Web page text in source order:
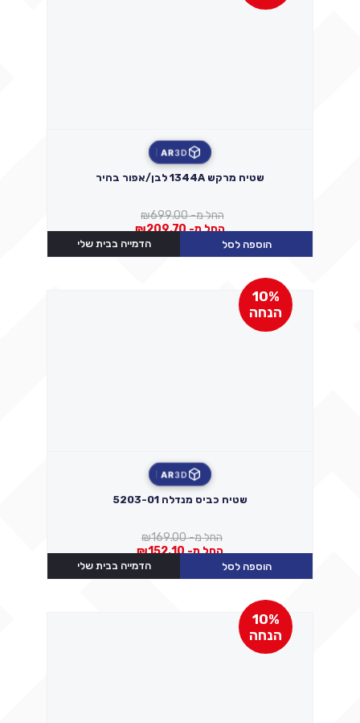
3D
AR
שטיח מרקש 1344A לבן/אפור בהיר
החל מ- ₪699.00
החל מ-
₪209.70
הוספה לסל הדמייה בבית שלי
10%
הנחה
3D
AR
שטיח כביס מנדלה 5203-01
החל מ- ₪169.00
החל מ-
₪152.10
הוספה לסל הדמייה בבית שלי
10%
הנחה